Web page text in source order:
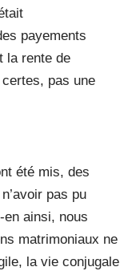
payements
la rente de
certes, pas une
été mis, des
pas pu
ainsi, nous
matrimoniaux ne
la vie conjugale